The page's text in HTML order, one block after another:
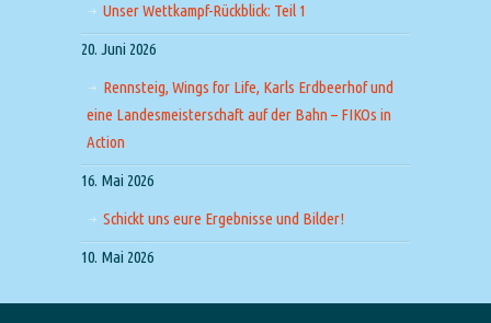
Unser Wettkampf-Rückblick: Teil 1
20. Juni 2026
Rennsteig, Wings for Life, Karls Erdbeerhof und
eine Landesmeisterschaft auf der Bahn – FIKOs in
Action
16. Mai 2026
Schickt uns eure Ergebnisse und Bilder!
10. Mai 2026